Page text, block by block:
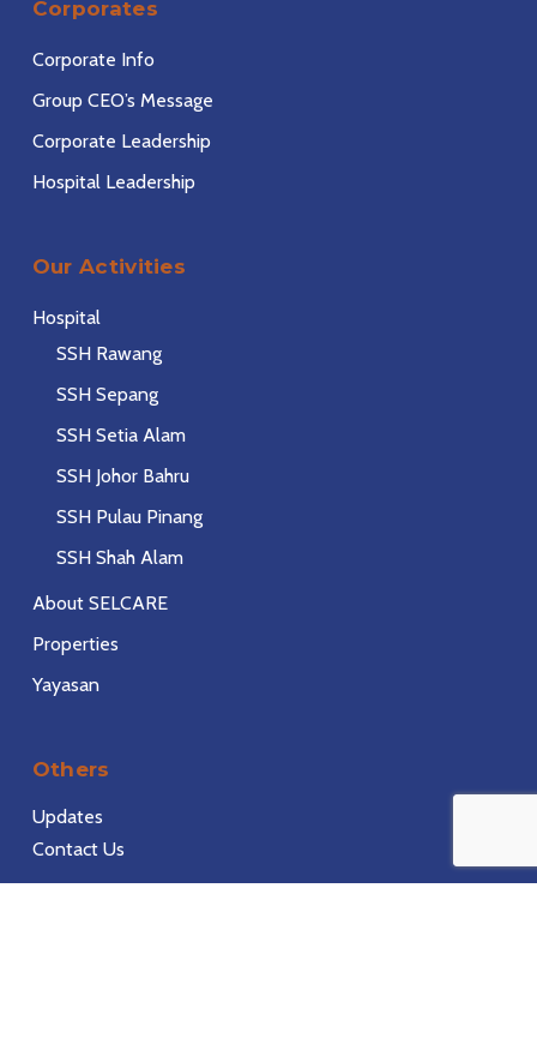
Corporates
Corporate Info
Group CEO’s Message
Corporate Leadership
Hospital Leadership
Our Activities
Hospital
SSH Rawang
SSH Sepang
SSH Setia Alam
SSH Johor Bahru
SSH Pulau Pinang
SSH Shah Alam
About SELCARE
Properties
Yayasan
Others
Updates
Contact Us